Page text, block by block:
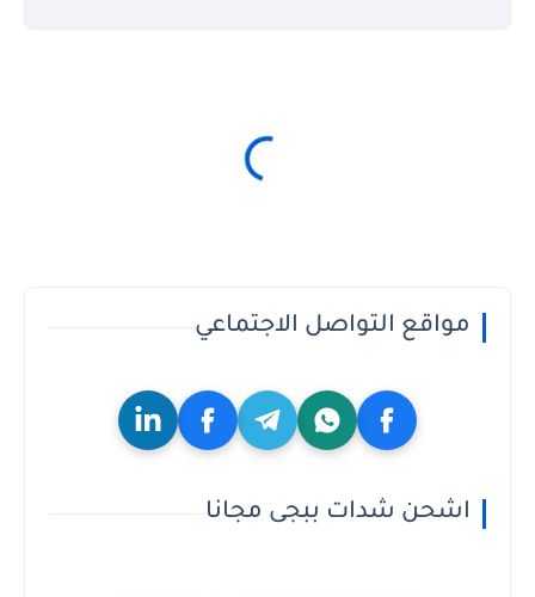
مواقع التواصل الاجتماعي
اشحن شدات ببجى مجانا